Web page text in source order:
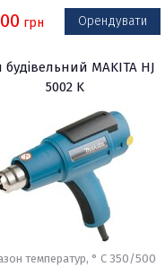
грн Орендувати
MAKITA HJ
5002 K
температур, ° C 350/500